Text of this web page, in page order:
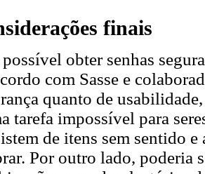
finais
possível obter senhas
com Sasse e
quanto de
tarefa impossível para
de itens sem sentido
Por outro lado, poderia